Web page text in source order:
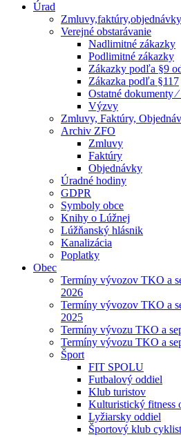
Úrad
Zmluvy,faktúry,objednávky
Verejné obstarávanie
Nadlimitné zákazky
Podlimitné zákazky
Zákazky podľa §9
Zákazka podľa §117
Ostatné dokumenty
Výzvy
Zmluvy, Faktúry,
Archiv ZFO
Zmluvy
Faktúry
Objednávky
Úradné hodiny
GDPR
Symboly obce
Knihy o Lúžnej
Lúžňanský hlásnik
Kanalizácia
Poplatky
Obec
Termíny vývozov TKO a
2026
Termíny vývozov TKO a
2025
Termíny vývozu TKO a
Termíny vývozu TKO a
Šport
FIT SPOLU
Futbalový oddiel
Klub turistov
Kulturistický fitness
Lyžiarsky oddiel
Športový klub